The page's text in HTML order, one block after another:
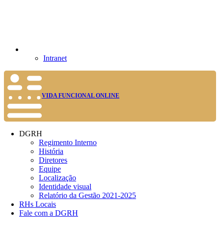
Intranet
VIDA FUNCIONAL ONLINE
DGRH
Regimento Interno
História
Diretores
Equipe
Localização
Identidade visual
Relatório da Gestão 2021-2025
RHs Locais
Fale com a DGRH